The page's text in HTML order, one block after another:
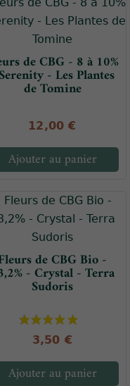
de CBG - 8 à 10%
- Les Plantes
de Tomine
12,00 €
Ajouter au panier
de CBG Bio -
- Crystal - Terra
Sudoris
3,50 €
Ajouter au panier